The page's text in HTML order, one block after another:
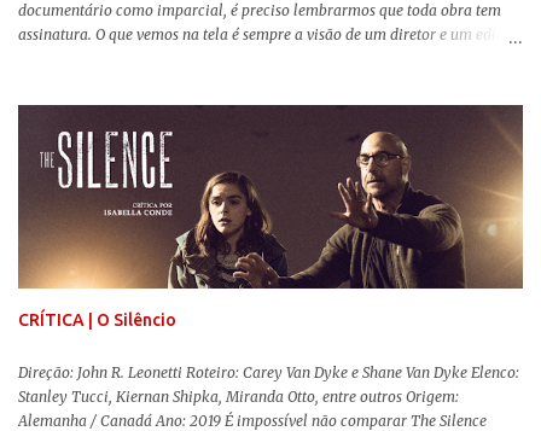
documentário como imparcial, é preciso lembrarmos que toda obra tem
assinatura. O que vemos na tela é sempre a visão de um diretor e um editor
sempre importante levarmos em conta quem assina e qual a função social
da obra. O cinema brasileiro é celeiro de grandes documentaristas, muitos
deles mundialmente reconhecidos. Pensando na variedade de estilos e
estéticas de se fazer documentários, selecionei 5 produções tupiniquins do
gênero que, para mim, são indispensáveis: ▼ Cabra Marcado para Morrer
(1984) , de Eduardo Coutinho Em 1964, devido ao golpe militar, Eduardo
Coutinho (Edifício Master) teve que abandonar as filmagens do
documentário sobre o assassinato do líder camponês Joã...
CRÍTICA | O Silêncio
Direção: John R. Leonetti Roteiro: Carey Van Dyke e Shane Van Dyke Elenco:
Stanley Tucci, Kiernan Shipka, Miranda Otto, entre outros Origem:
Alemanha / Canadá Ano: 2019 É impossível não comparar The Silence